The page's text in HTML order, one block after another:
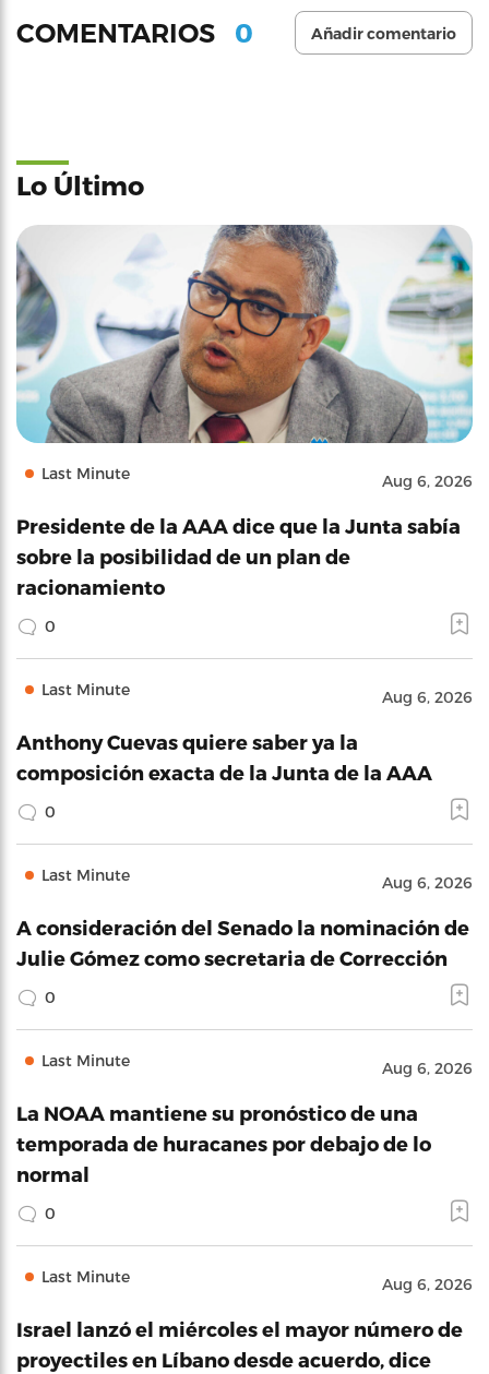
COMENTARIOS 0 Añadir comentario
Lo Último
Last Minute Aug 6, 2026
Presidente de la AAA dice que la Junta sabía
sobre la posibilidad de un plan de
racionamiento
0
Last Minute Aug 6, 2026
Anthony Cuevas quiere saber ya la
composición exacta de la Junta de la AAA
0
Last Minute Aug 6, 2026
A consideración del Senado la nominación de
Julie Gómez como secretaria de Corrección
0
Last Minute Aug 6, 2026
La NOAA mantiene su pronóstico de una
temporada de huracanes por debajo de lo
normal
0
Last Minute Aug 6, 2026
Israel lanzó el miércoles el mayor número de
proyectiles en Líbano desde acuerdo, dice